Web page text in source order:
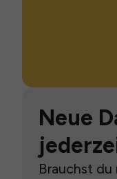
Neue
Brauchst du